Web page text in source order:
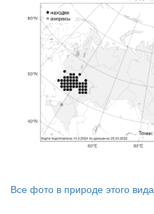
Все фото в природе этого вида